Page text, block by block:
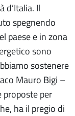
d’Italia. Il
spegnendo
paese e in zona
sono
sostenere
Mauro Bigi –
proposte per
ha il pregio di